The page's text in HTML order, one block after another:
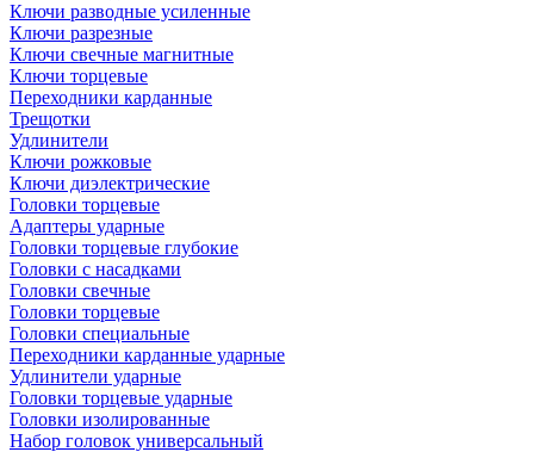
Ключи разводные усиленные
Ключи разрезные
Ключи свечные магнитные
Ключи торцевые
Переходники карданные
Трещотки
Удлинители
Ключи рожковые
Ключи диэлектрические
Головки торцевые
Адаптеры ударные
Головки торцевые глубокие
Головки с насадками
Головки свечные
Головки торцевые
Головки специальные
Переходники карданные ударные
Удлинители ударные
Головки торцевые ударные
Головки изолированные
Набор головок универсальный